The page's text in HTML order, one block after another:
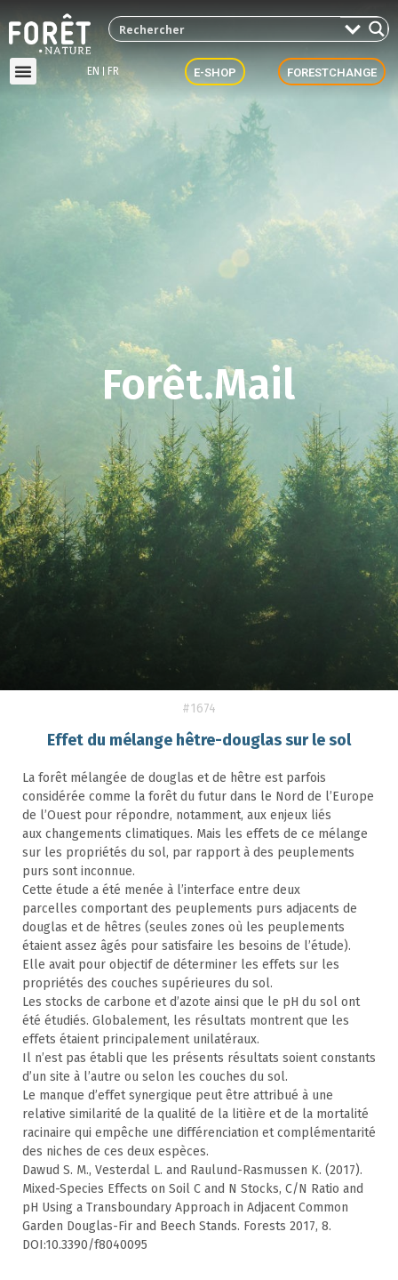
EN FR E-SHOP FORESTCHANGE
Forêt.Mail
#1674
Effet du mélange hêtre-douglas sur le sol
La forêt mélangée de douglas et de hêtre est parfois
considérée comme la forêt du futur dans le Nord de l’Europe
de l’Ouest pour répondre, notamment, aux enjeux liés
aux changements climatiques. Mais les effets de ce mélange
sur les propriétés du sol, par rapport à des peuplements
purs sont inconnue.
Cette étude a été menée à l’interface entre deux
parcelles comportant des peuplements purs adjacents de
douglas et de hêtres (seules zones où les peuplements
étaient assez âgés pour satisfaire les besoins de l’étude).
Elle avait pour objectif de déterminer les effets sur les
propriétés des couches supérieures du sol.
Les stocks de carbone et d’azote ainsi que le pH du sol ont
été étudiés. Globalement, les résultats montrent que les
effets étaient principalement unilatéraux.
Il n’est pas établi que les présents résultats soient constants
d’un site à l’autre ou selon les couches du sol.
Le manque d’effet synergique peut être attribué à une
relative similarité de la qualité de la litière et de la mortalité
racinaire qui empêche une différenciation et complémentarité
des niches de ces deux espèces.
Dawud S. M., Vesterdal L. and Raulund-Rasmussen K. (2017).
Mixed-Species Effects on Soil C and N Stocks, C/N Ratio and
pH Using a Transboundary Approach in Adjacent Common
Garden Douglas-Fir and Beech Stands. Forests 2017, 8.
DOI:10.3390/f8040095